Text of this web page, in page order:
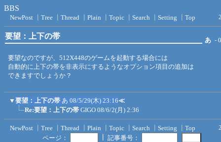
BBS
NewPost Tree Thread Plain Topic Search Setting Top
要望：上下の帯 あ -
要望なのですが、512X448のゲームを起動する場合には
自動的に上下の帯を非表示にするようなオプション項目の追加は
できますでしょうか？
▼ 要望：上下の帯 あ 08/5/29(木) 23:16≪
Re:要望：上下の帯 GIGO 08/6/2(月) 2:36
NewPost Tree Thread Plain Topic Search Setting Top
ページ：
記事番号：